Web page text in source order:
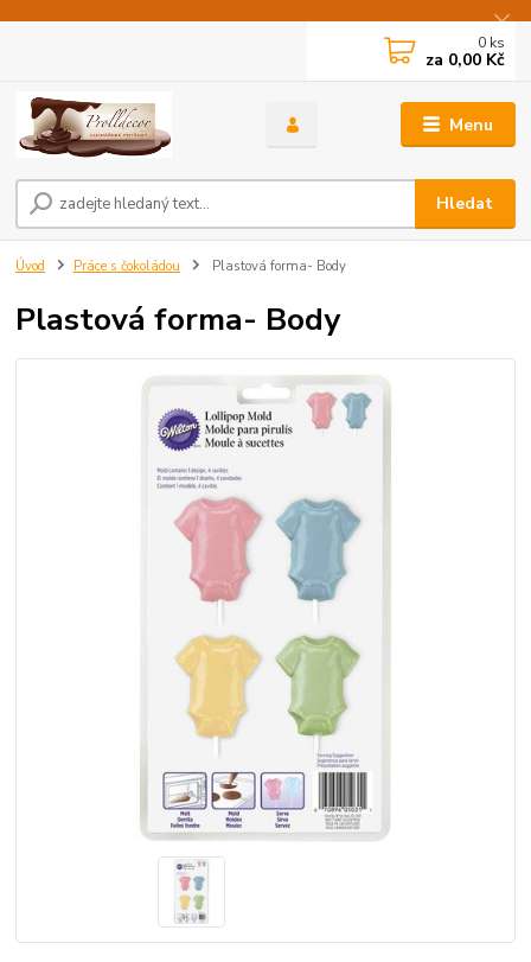
Menu
Hledat
0 ks
za 0,00 Kč
Úvod Práce s čokoládou Plastová forma- Body
Plastová forma- Body